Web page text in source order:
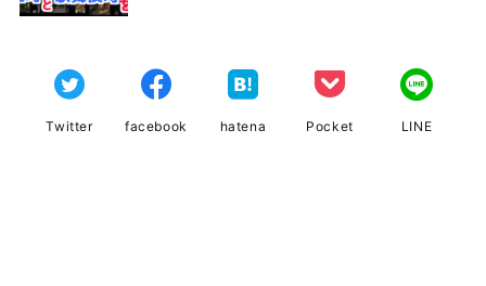
Twitter facebook hatena Pocket LINE